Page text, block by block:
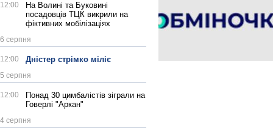
12:00
На Волині та Буковині
посадовців ТЦК викрили на
фіктивних мобілізаціях
6 серпня
12:00 Дністер стрімко міліє
5 серпня
12:00
Понад 30 цимбалістів зіграли на
Говерлі "Аркан"
4 серпня